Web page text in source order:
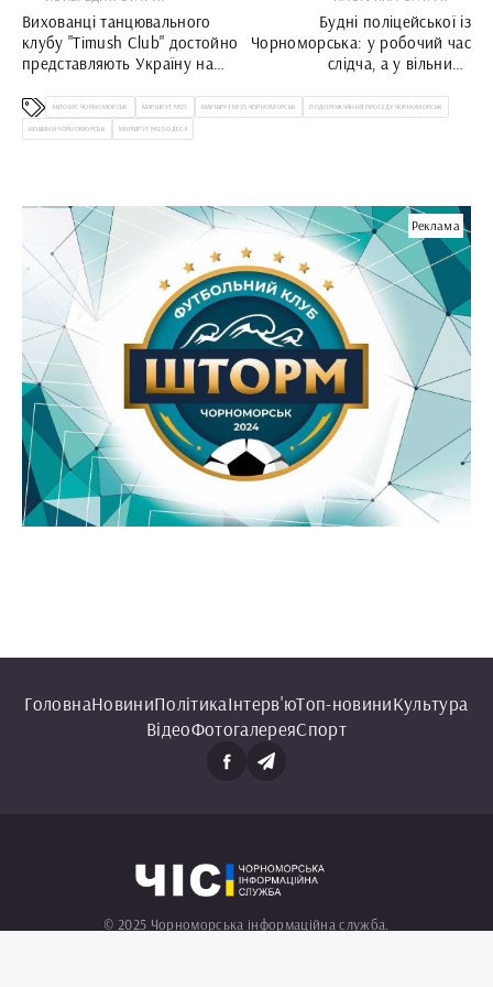
Вихованці танцювального
клубу "Timush Club" достойно
представляють Україну на
Будні поліцейської із
Чорноморська: у робочий час
слідча, а у вільний -
АВТОБУС ЧОРНОМОРСЬК МАРШРУТ №25 МАРШРУТ №25 ЧОРНОМОРСЬК ПОДОРОЖЧАННЯ ПРОЇЗДУ ЧОРНОМОРСЬК
НОВИНИ ЧОРНОМОРСЬК МАРШРУТ №25 ОДЕСА
Реклама
ГоловнаНовиниПолітикаІнтерв'юТоп-новиниКультура
ВідеоФотогалереяСпорт
© 2025 Чорноморська інформаційна служба.